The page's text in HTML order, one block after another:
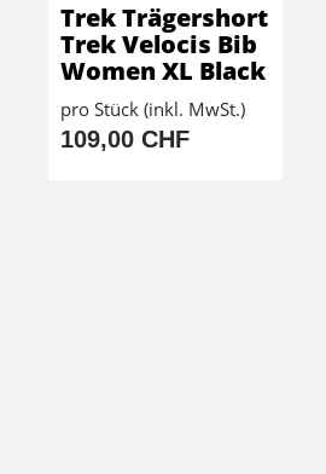
Trek Trägershort
Trek Velocis Bib
Women XL Black
pro Stück (inkl. MwSt.)
109,00 CHF